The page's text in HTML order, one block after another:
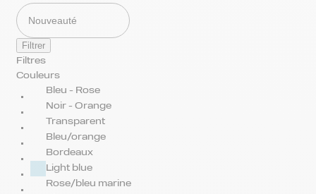
Filtrer
Filtres
Couleurs
Bleu - Rose
Noir - Orange
Transparent
Bleu/orange
Bordeaux
Light blue
Rose/bleu marine